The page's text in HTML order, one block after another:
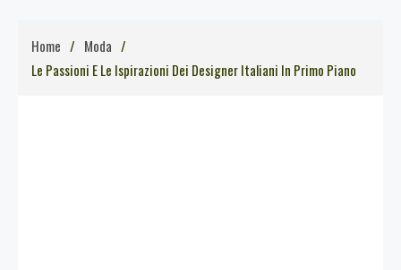
Home
Moda
Le Passioni E Le Ispirazioni Dei Designer Italiani In Primo Piano